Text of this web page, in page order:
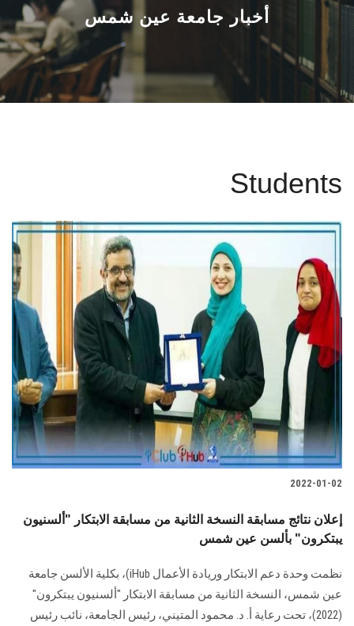
القطاعـات
الشئون الأكاديمية
البحث العلمي
الأنظمة الذكية
الإعلام
تواصل معنا
الطلاب
هيئة التدريس
الدراسات العليا
الزائـرون
سجل الان
أخبار جامعة عين شمس
Students
2022-01-02
إعلان نتائج مسابقة النسخة الثانية من مسابقة الابتكار "ألسنيون
يبتكرون" بألسن عين شمس
نظمت وحدة دعم الابتكار وريادة الأعمال iHub)، بكلية الألسن جامعة
عين شمس، النسخة الثانية من مسابقة الابتكار "ألسنيون يبتكرون"
(2022)، تحت رعاية أ. د. محمود المتيني، رئيس الجامعة، نائب رئيس